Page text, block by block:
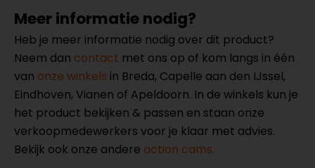
Meer informatie nodig?
Heb je meer informatie nodig over dit product?
Neem dan contact met ons op of kom langs in één
van onze winkels in Breda, Capelle aan den IJssel,
Eindhoven, Vianen of Apeldoorn. In de winkels kun je
het product bekijken & passen en staan onze
verkoopmedewerkers voor je klaar met advies.
Bekijk ook onze andere action cams.